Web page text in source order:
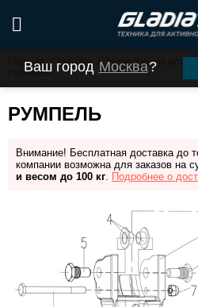
Ваш город Москва?
Главная / Каталог Запчасти для
Румпель
РУМПЕЛЬ
Внимание! Бесплатная доставка до
компании возможна для заказов на
и весом до 100 кг. Подробнее о